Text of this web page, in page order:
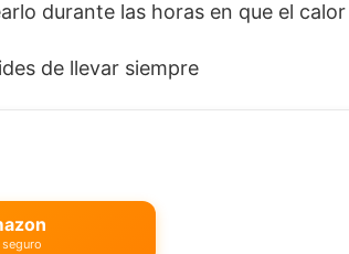
durante las horas en que el
de llevar siempre